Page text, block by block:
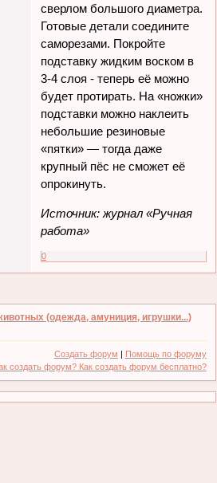
сверлом большого диаметра.
Готовые детали соедините
саморезами. Покройте
подставку жидким воском в
3-4 слоя - теперь её можно
будет протирать. На «ножки»
подставки можно наклеить
небольшие резиновые
«пятки» — тогда даже
крупный пёс не сможет её
опрокинуть.
Источник: журнал «Ручная
работа»
0
(одежда, амуниция, игрушки...)
Создать форум | Помощь по форуму